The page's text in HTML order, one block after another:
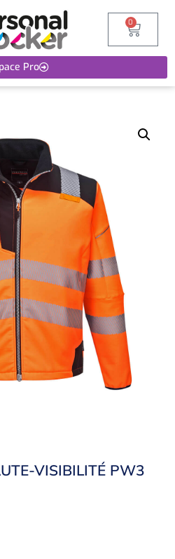
Pro
0
VISIBILITÉ PW3